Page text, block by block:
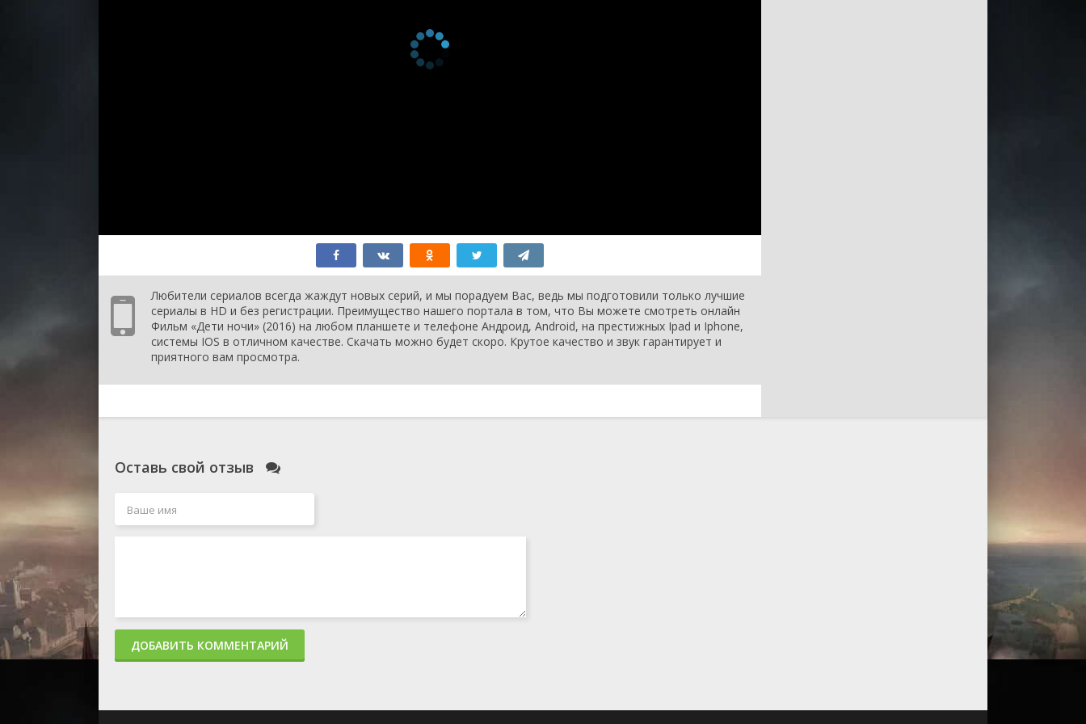
Любители сериалов всегда жаждут новых серий, и мы порадуем Вас, ведь мы подготовили только лучшие
сериалы в HD и без регистрации. Преимущество нашего портала в том, что Вы можете смотреть онлайн
Фильм «Дети ночи» (2016) на любом планшете и телефоне Андроид, Android, на престижных Ipad и Iphone,
системы IOS в отличном качестве. Скачать можно будет скоро. Крутое качество и звук гарантирует и
приятного вам просмотра.
Оставь свой отзыв
ДОБАВИТЬ КОММЕНТАРИЙ